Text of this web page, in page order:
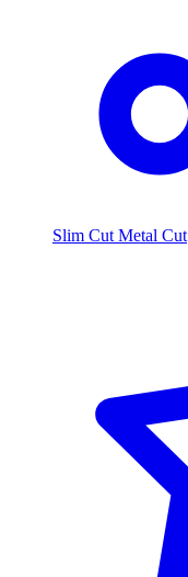
Slim Cut Metal Cut